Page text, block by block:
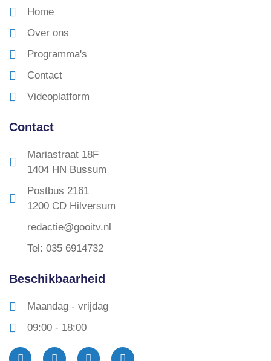
Home
Over ons
Programma's
Contact
Videoplatform
Contact
Mariastraat 18F
1404 HN Bussum
Postbus 2161
1200 CD Hilversum
redactie@gooitv.nl
Tel: 035 6914732
Beschikbaarheid
Maandag - vrijdag
09:00 - 18:00